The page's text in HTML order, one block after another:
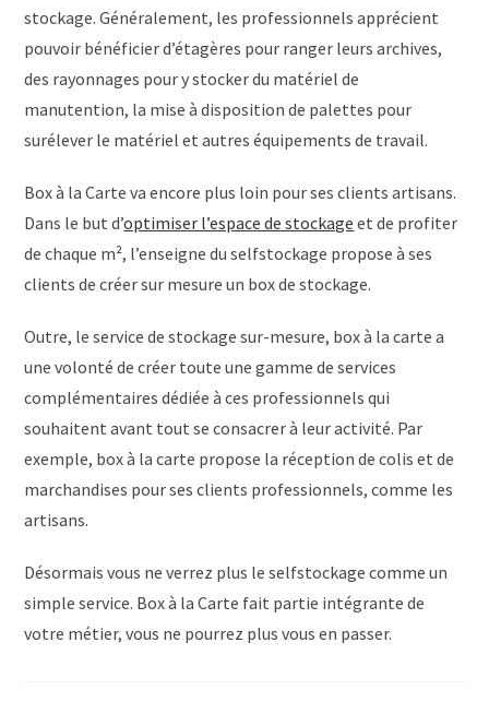
stockage. Généralement, les professionnels apprécient
pouvoir bénéficier d’étagères pour ranger leurs archives,
des rayonnages pour y stocker du matériel de
manutention, la mise à disposition de palettes pour
surélever le matériel et autres équipements de travail.
Box à la Carte va encore plus loin pour ses clients artisans.
Dans le but d’optimiser l’espace de stockage et de profiter
de chaque m², l’enseigne du selfstockage propose à ses
clients de créer sur mesure un box de stockage.
Outre, le service de stockage sur-mesure, box à la carte a
une volonté de créer toute une gamme de services
complémentaires dédiée à ces professionnels qui
souhaitent avant tout se consacrer à leur activité. Par
exemple, box à la carte propose la réception de colis et de
marchandises pour ses clients professionnels, comme les
artisans.
Désormais vous ne verrez plus le selfstockage comme un
simple service. Box à la Carte fait partie intégrante de
votre métier, vous ne pourrez plus vous en passer.